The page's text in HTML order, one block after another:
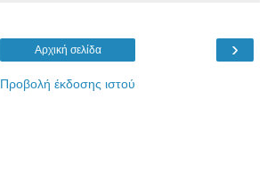
›
Αρχική σελίδα
Προβολή έκδοσης ιστού